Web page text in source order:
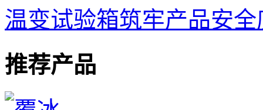
温变试验箱筑牢产品安全
推荐产品